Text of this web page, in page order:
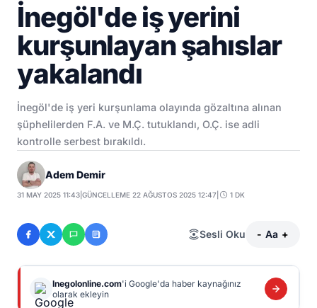
İnegöl'de iş yerini
kurşunlayan şahıslar
yakalandı
İnegöl'de iş yeri kurşunlama olayında gözaltına alınan
şüphelilerden F.A. ve M.Ç. tutuklandı, O.Ç. ise adli
kontrolle serbest bırakıldı.
Adem Demir
31 MAY 2025 11:43 |GÜNCELLEME 22 AĞUSTOS 2025 12:47 1 DK
Sesli Oku - Aa +
Inegolonline.com'i Google'da haber kaynağınız
olarak ekleyin